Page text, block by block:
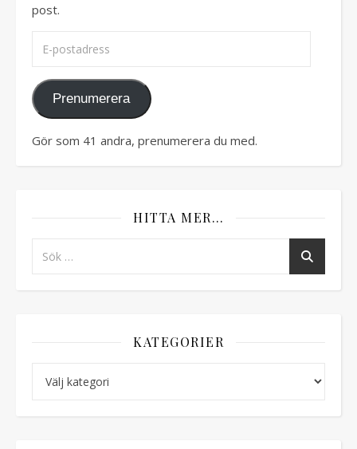
post.
Prenumerera
Gör som 41 andra, prenumerera du med.
HITTA MER…
KATEGORIER